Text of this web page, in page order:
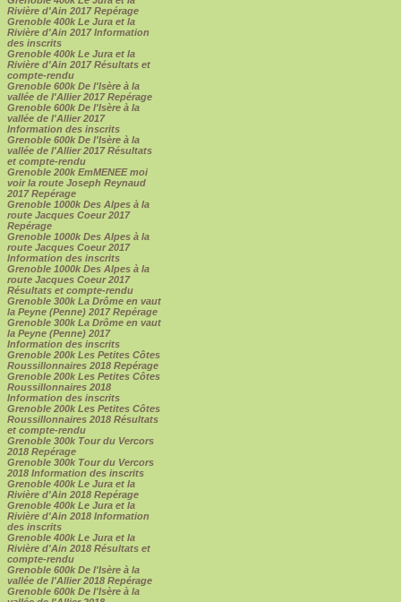
Rivière d'Ain 2017 Repérage
Grenoble 400k Le Jura et la
Rivière d'Ain 2017 Information
des inscrits
Grenoble 400k Le Jura et la
Rivière d'Ain 2017 Résultats et
compte-rendu
Grenoble 600k De l'Isère à la
vallée de l'Allier 2017 Repérage
Grenoble 600k De l'Isère à la
vallée de l'Allier 2017
Information des inscrits
Grenoble 600k De l'Isère à la
vallée de l'Allier 2017 Résultats
et compte-rendu
Grenoble 200k EmMENEE moi
voir la route Joseph Reynaud
2017 Repérage
Grenoble 1000k Des Alpes à la
route Jacques Coeur 2017
Repérage
Grenoble 1000k Des Alpes à la
route Jacques Coeur 2017
Information des inscrits
Grenoble 1000k Des Alpes à la
route Jacques Coeur 2017
Résultats et compte-rendu
Grenoble 300k La Drôme en vaut
la Peyne (Penne) 2017 Repérage
Grenoble 300k La Drôme en vaut
la Peyne (Penne) 2017
Information des inscrits
Grenoble 200k Les Petites Côtes
Roussillonnaires 2018 Repérage
Grenoble 200k Les Petites Côtes
Roussillonnaires 2018
Information des inscrits
Grenoble 200k Les Petites Côtes
Roussillonnaires 2018 Résultats
et compte-rendu
Grenoble 300k Tour du Vercors
2018 Repérage
Grenoble 300k Tour du Vercors
2018 Information des inscrits
Grenoble 400k Le Jura et la
Rivière d'Ain 2018 Repérage
Grenoble 400k Le Jura et la
Rivière d'Ain 2018 Information
des inscrits
Grenoble 400k Le Jura et la
Rivière d'Ain 2018 Résultats et
compte-rendu
Grenoble 600k De l'Isère à la
vallée de l'Allier 2018 Repérage
Grenoble 600k De l'Isère à la